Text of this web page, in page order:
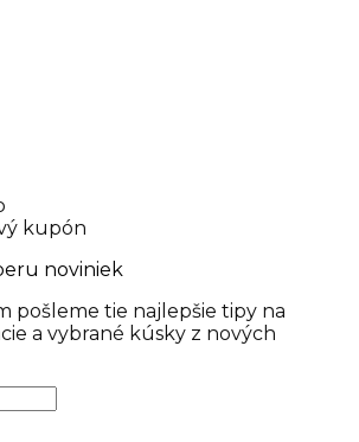
kupón
noviniek
pošleme tie najlepšie tipy na
a vybrané kúsky z nových